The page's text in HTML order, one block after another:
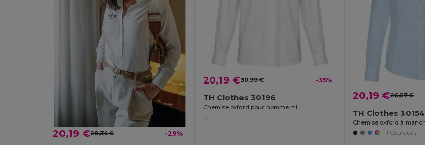
20,19 €28,34 € -29%
20,19 €30,99 € -35%
TH Clothes 30196
Chemise oxford pour homme mL
20,19 €26,57 €
TH Clothes 30154
+1 Couleurs